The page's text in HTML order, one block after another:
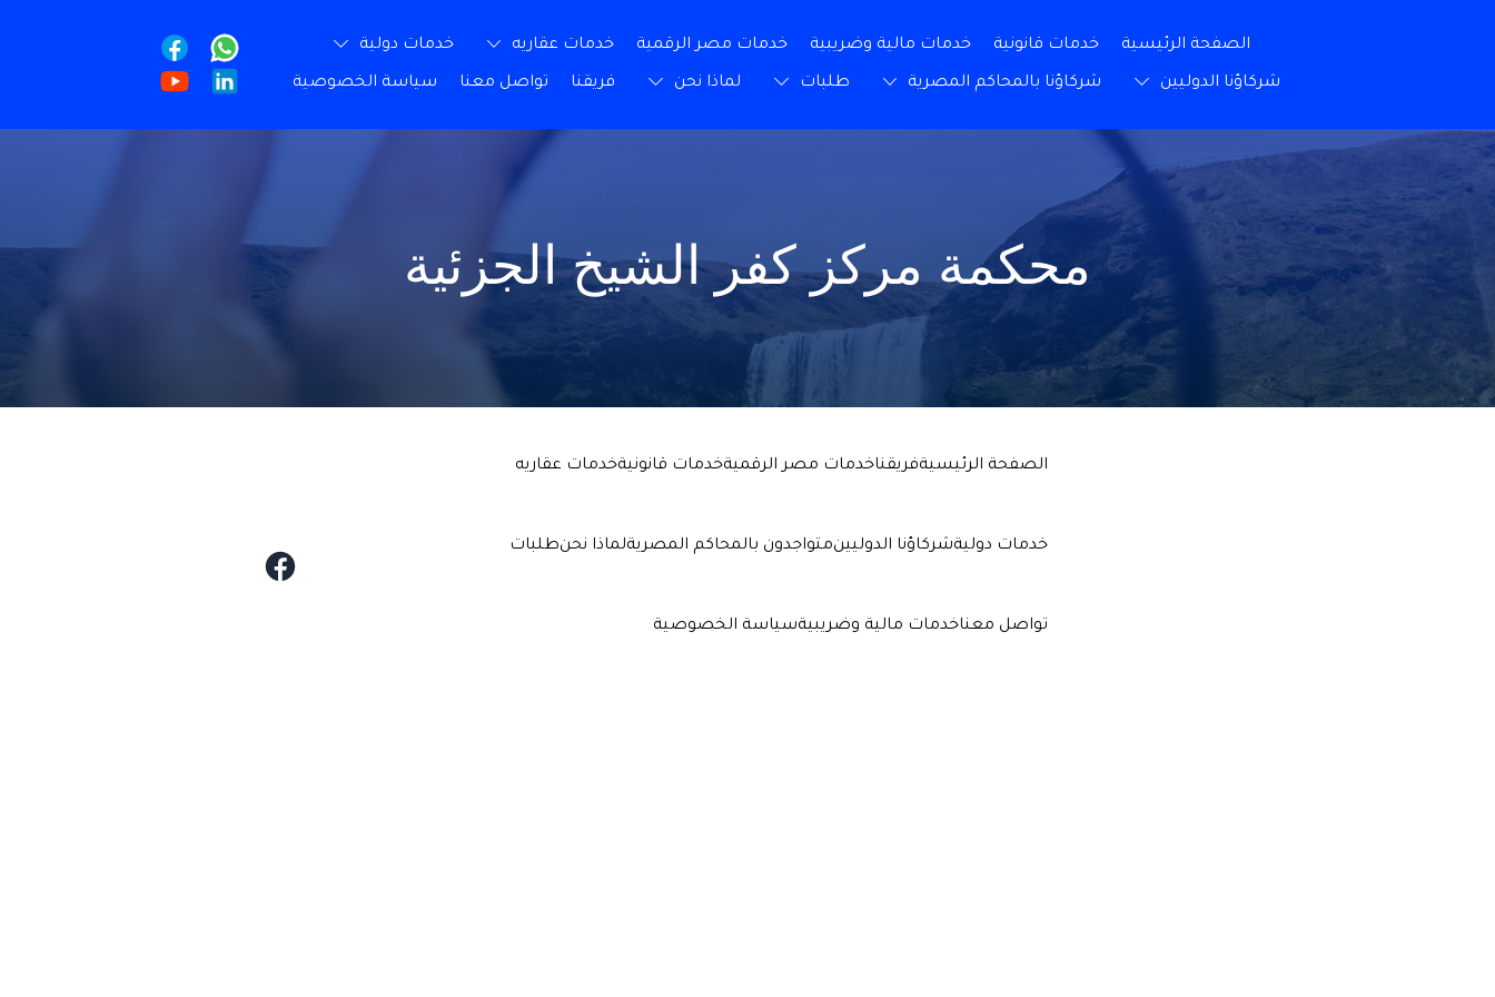
الصفحة الرئيسية خدمات قانونية خدمات مالية وضريبية خدمات مصر الرقمية خدمات عقاريه خدمات دولية
شركاؤنا الدوليين شركاؤنا بالمحاكم المصرية طلبات لماذا نحن فريقنا تواصل معنا سياسة الخصوصية
محكمة مركز كفر الشيخ الجزئية
الصفحة الرئيسيةفريقناخدمات مصر الرقميةخدمات قانونيةخدمات عقاريه
خدمات دوليةشركاؤنا الدوليينمتواجدون بالمحاكم المصريةلماذا نحنطلبات
تواصل معناخدمات مالية وضريبيةسياسة الخصوصية